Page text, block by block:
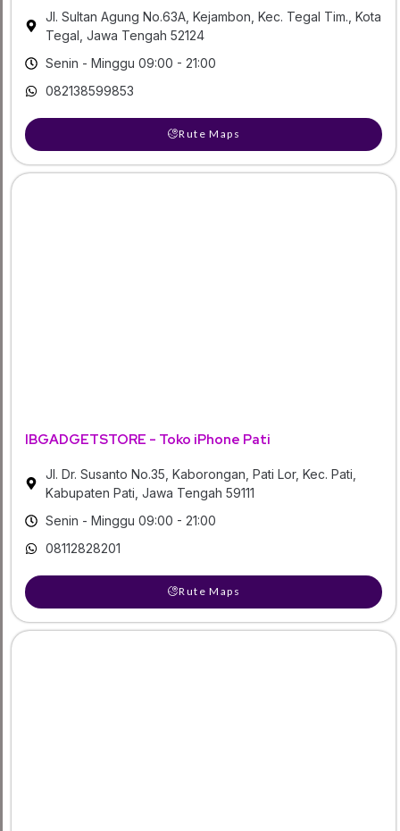
Jl. Sultan Agung No.63A, Kejambon, Kec. Tegal Tim., Kota
Tegal, Jawa Tengah 52124
Senin - Minggu 09:00 - 21:00
082138599853
Rute Maps
IBGADGETSTORE - Toko iPhone Pati
Jl. Dr. Susanto No.35, Kaborongan, Pati Lor, Kec. Pati,
Kabupaten Pati, Jawa Tengah 59111
Senin - Minggu 09:00 - 21:00
08112828201
Rute Maps